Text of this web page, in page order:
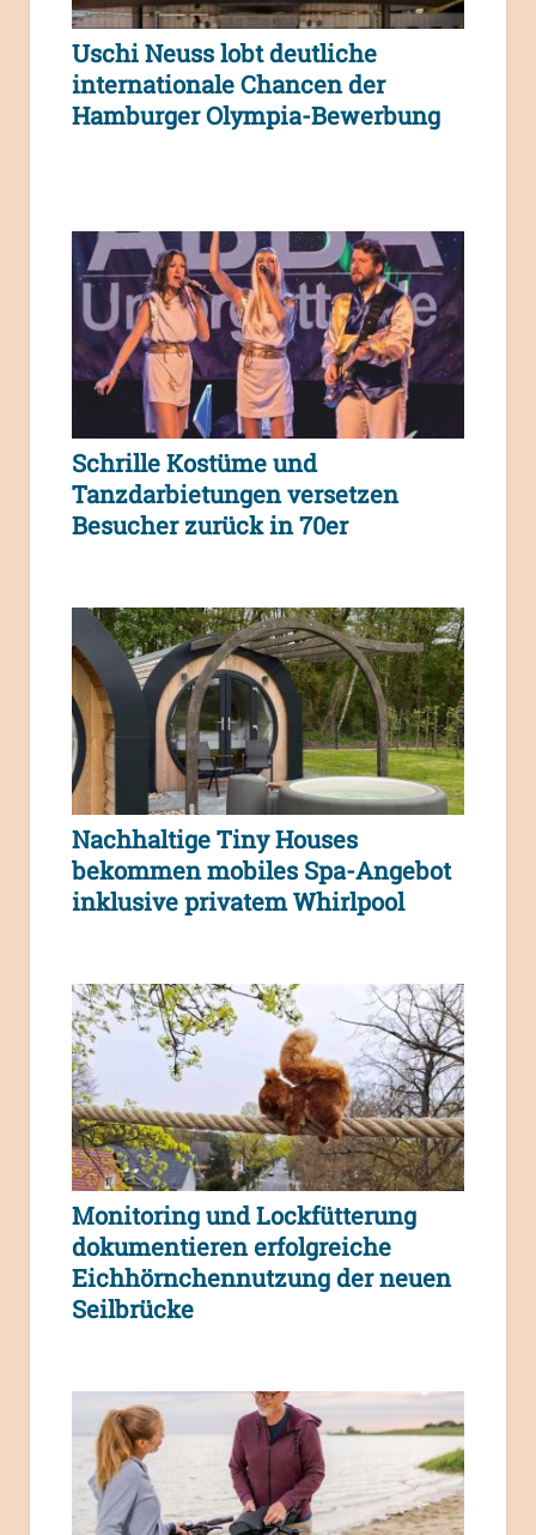
Uschi Neuss lobt deutliche
internationale Chancen der
Hamburger Olympia-Bewerbung
Schrille Kostüme und
Tanzdarbietungen versetzen
Besucher zurück in 70er
Nachhaltige Tiny Houses
bekommen mobiles Spa-Angebot
inklusive privatem Whirlpool
Monitoring und Lockfütterung
dokumentieren erfolgreiche
Eichhörnchennutzung der neuen
Seilbrücke